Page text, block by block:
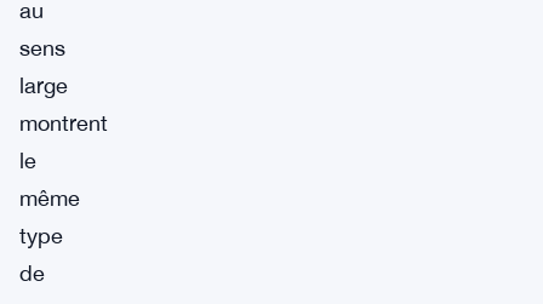
au
sens
large
montrent
le
même
type
de